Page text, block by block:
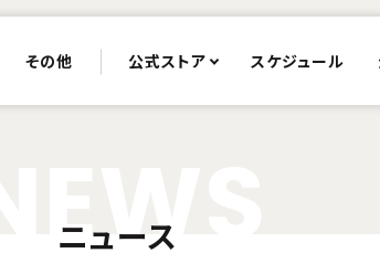
その他 公式ストア スケジュール
EW
ニュース